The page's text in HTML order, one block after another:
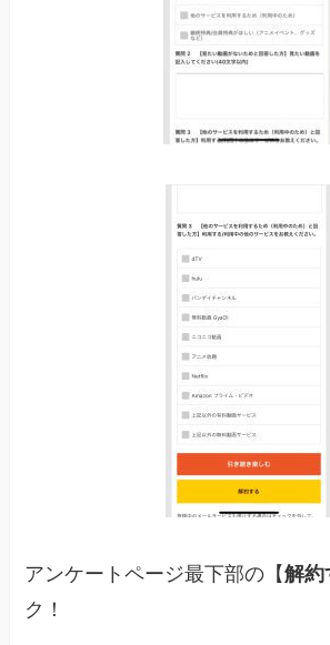
アンケートページ最下部の【解約
ク！